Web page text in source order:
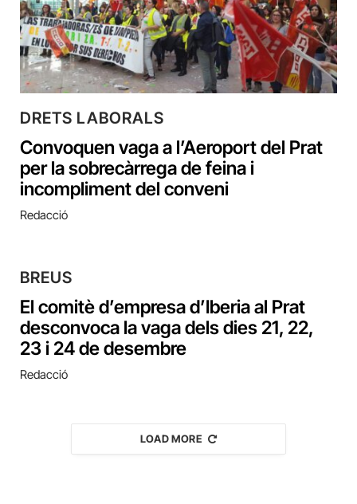
DRETS LABORALS
Convoquen vaga a l’Aeroport del Prat
per la sobrecàrrega de feina i
incompliment del conveni
Redacció
BREUS
El comitè d’empresa d’Iberia al Prat
desconvoca la vaga dels dies 21, 22,
23 i 24 de desembre
Redacció
LOAD MORE